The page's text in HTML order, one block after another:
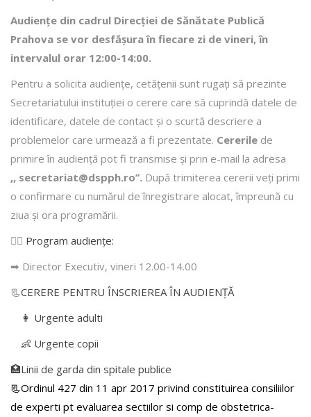
Audiențe din cadrul Direcţiei de Sănătate Publică
Prahova se vor desfăşura în fiecare zi de vineri, în
intervalul orar 12:00-14:00.
Pentru a solicita audienţe, cetăţenii sunt rugaţi să prezinte
Secretariatului instituției o cerere care să cuprindă datele de
identificare, datele de contact şi o scurtă descriere a
problemelor care urmează a fi prezentate. Cererile de
primire în audienţă pot fi transmise şi prin e-mail la adresa
,, secretariat@dspph.ro’’. După trimiterea cererii veţi primi
o confirmare cu numărul de înregistrare alocat, împreună cu
ziua şi ora programării.
👩‍⚕️ Program audiențe:
➡ Director Executiv, vineri 12.00-14.00
📃CERERE PENTRU ÎNSCRIEREA ÎN AUDIENŢĂ
👩 Urgente adulti
👶 Urgente copii
🏥Linii de garda din spitale publice
📃Ordinul 427 din 11 apr 2017 privind constituirea consiliilor
de experti pt evaluarea sectiilor si comp de obstetrica-